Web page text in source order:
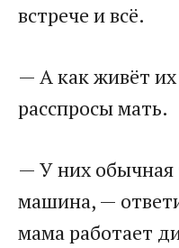
встрече и всё.
— А как живёт
расспросы мать.
— У них обычная
машина, —
мама работает